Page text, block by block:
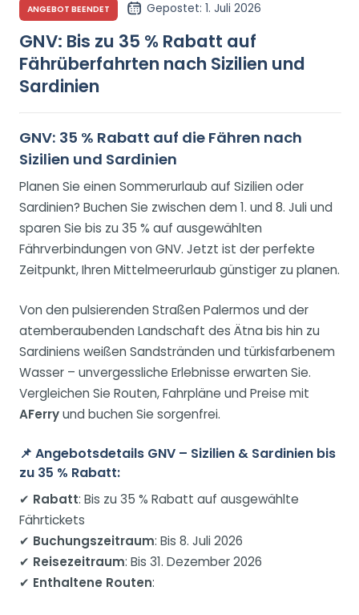
ANGEBOT BEENDET Gepostet: 1. Juli 2026
GNV: Bis zu 35 % Rabatt auf
Fährüberfahrten nach Sizilien und
Sardinien
GNV: 35 % Rabatt auf die Fähren nach
Sizilien und Sardinien
Planen Sie einen Sommerurlaub auf Sizilien oder
Sardinien? Buchen Sie zwischen dem 1. und 8. Juli und
sparen Sie bis zu 35 % auf ausgewählten
Fährverbindungen von GNV. Jetzt ist der perfekte
Zeitpunkt, Ihren Mittelmeerurlaub günstiger zu planen.
Von den pulsierenden Straßen Palermos und der
atemberaubenden Landschaft des Ätna bis hin zu
Sardiniens weißen Sandstränden und türkisfarbenem
Wasser – unvergessliche Erlebnisse erwarten Sie.
Vergleichen Sie Routen, Fahrpläne und Preise mit
AFerryund buchen Sie sorgenfrei.
📌 Angebotsdetails GNV – Sizilien & Sardinien bis
zu 35 % Rabatt:
✔ Rabatt: Bis zu 35 % Rabatt auf ausgewählte
Fährtickets
✔ Buchungszeitraum: Bis 8. Juli 2026
✔ Reisezeitraum: Bis 31. Dezember 2026
✔ Enthaltene Routen: